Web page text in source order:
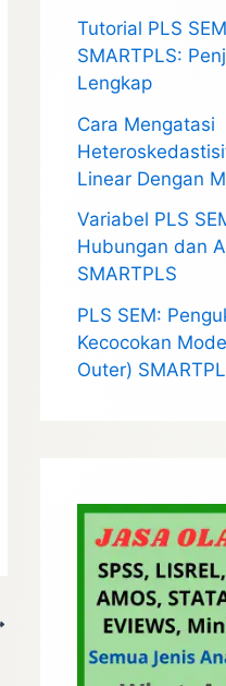
Tutorial PLS
SMARTPLS:
Lengkap
Cara Mengatasi
Linear Dengan
Variabel PLS
Hubungan dan
SMARTPLS
PLS SEM:
Kecocokan
Outer)